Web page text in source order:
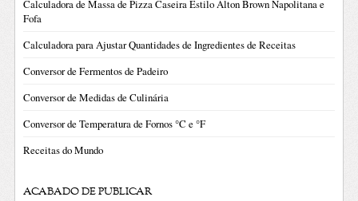
Calculadora de Massa de Pizza Caseira Estilo Alton Brown Napolitana e
Fofa
Calculadora para Ajustar Quantidades de Ingredientes de Receitas
Conversor de Fermentos de Padeiro
Conversor de Medidas de Culinária
Conversor de Temperatura de Fornos °C e °F
Receitas do Mundo
ACABADO DE PUBLICAR